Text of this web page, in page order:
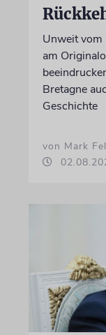
Unweit vom
am
Bretagne
Geschichte
von Mark